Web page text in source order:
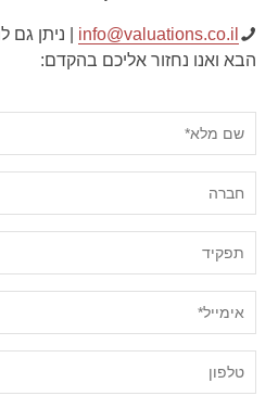
info@valuations.co.il | ניתן
הבא ואנו נחזור אליכם בהקדם: